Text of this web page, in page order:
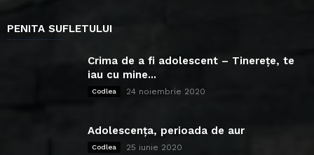
PENITA SUFLETULUI
Crima de a fi adolescent – Tinerețe, te
iau cu mine...
Codlea 24 noiembrie 2020
Adolescența, perioada de aur
Codlea 25 iunie 2020